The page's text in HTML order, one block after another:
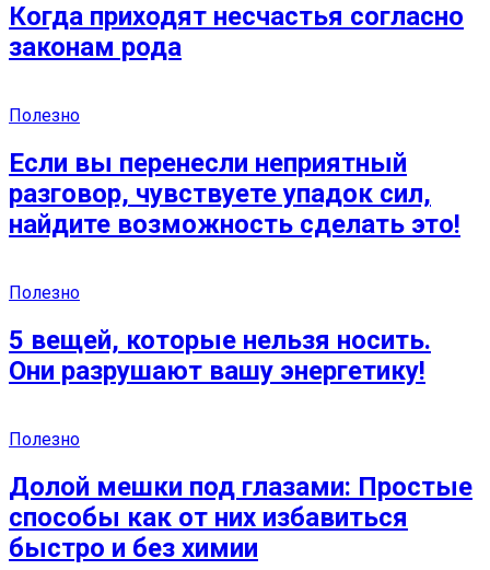
Когда приходят несчастья согласно
законам рода
Полезно
Если вы перенесли неприятный
разговор, чувствуете упадок сил,
найдите возможность сделать это!
Полезно
5 вещей, которые нельзя носить.
Они разрушают вашу энергетику!
Полезно
Долой мешки под глазами: Простые
способы как от них избавиться
быстро и без химии